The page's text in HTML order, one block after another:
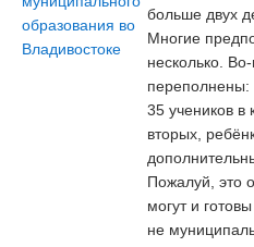
больше двух
Многие
несколько.
переполнены:
35 учеников в
вторых,
Пожалуй, это
могут и
не